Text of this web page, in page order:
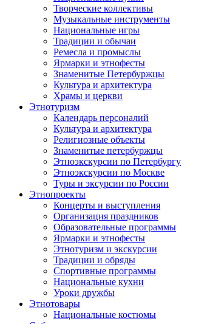
Творческие коллективы
Музыкальные инструменты
Национальные игры
Традиции и обычаи
Ремесла и промыслы
Ярмарки и этнофесты
Знаменитые Петербуржцы
Культура и архитектура
Храмы и церкви
Этнотуризм
Календарь персоналий
Культура и архитектура
Религиозные объекты
Знаменитые петербуржцы
Этноэкскурсии по Петербургу
Этноэкскурсии по Москве
Туры и эксурсии по России
Этнопроекты
Концерты и выступления
Организация праздников
Образовательные программы
Ярмарки и этнофесты
Этнотуризм и экскурсии
Традиции и обряды
Спортивные программы
Национальные кухни
Уроки дружбы
Этнотовары
Национальные костюмы